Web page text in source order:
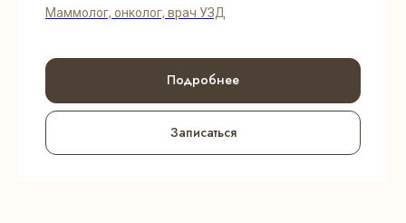
Маммолог, онколог, врач УЗД
Подробнее
Записаться